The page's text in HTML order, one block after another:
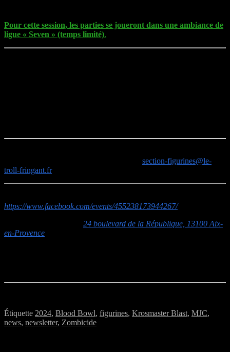
Pour cette session, les parties se joueront dans une ambiance de
ligue « Seven » (temps limité).
section-figurines@le-
troll-fringant.fr
https://www.facebook.com/events/455238173944267/
24 boulevard de la République, 13100 Aix-
en-Provence
Étiquette 2024, Blood Bowl, figurines, Krosmaster Blast, MJC,
news, newsletter, Zombicide